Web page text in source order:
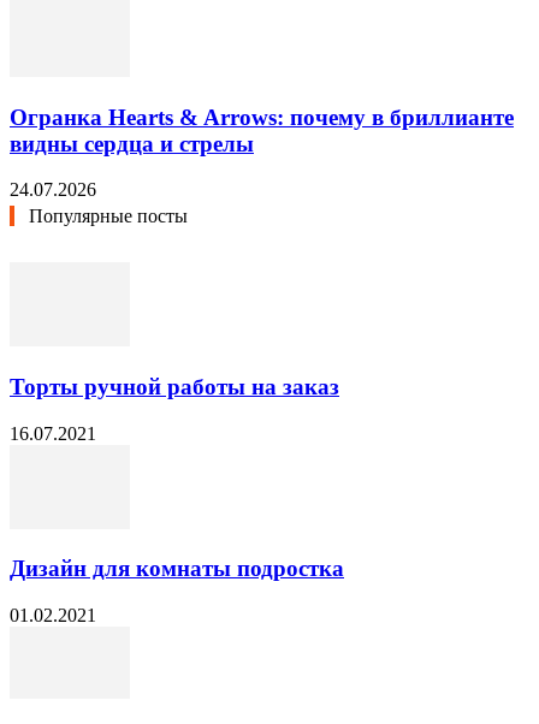
Огранка Hearts & Arrows: почему в бриллианте
видны сердца и стрелы
24.07.2026
Популярные посты
Торты ручной работы на заказ
16.07.2021
Дизайн для комнаты подростка
01.02.2021